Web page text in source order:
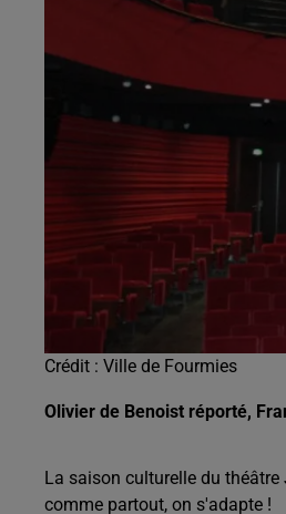
Crédit : Ville de Fourmies
Olivier de Benoist réporté,
La saison culturelle du théâtre
comme partout, on s'adapte !
Les hits